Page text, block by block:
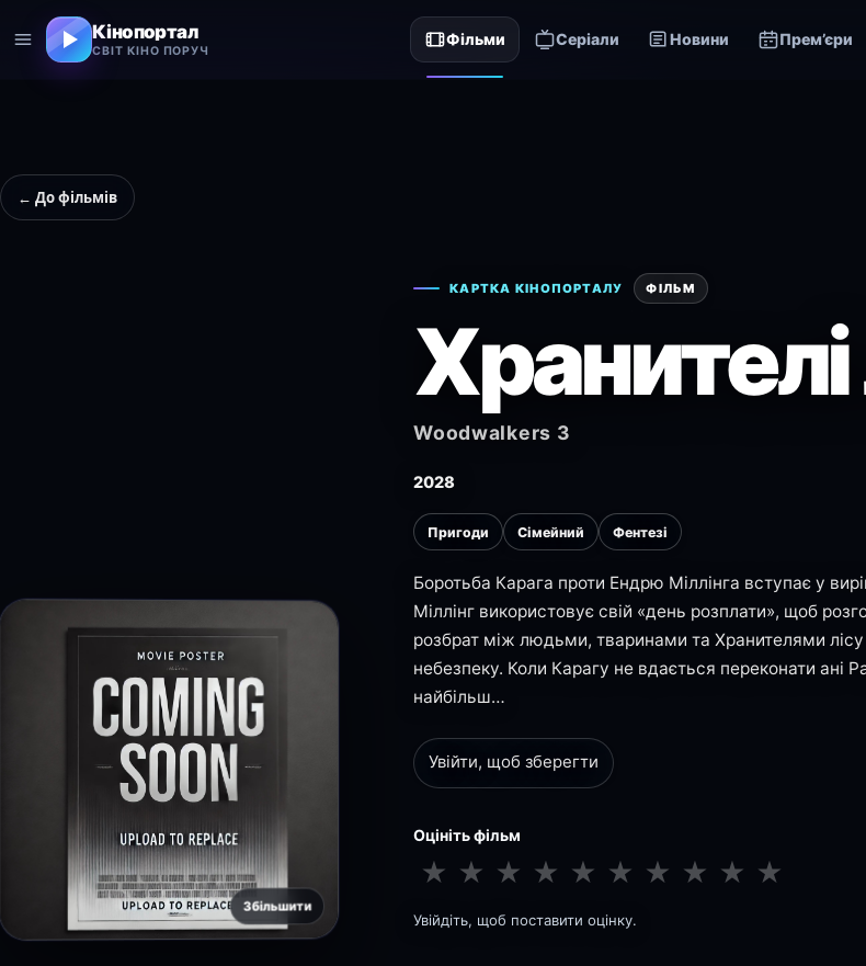
Кінопортал
СВІТ КІНО ПОРУЧ
Фільми Серіали Новини Прем’єри
← До фільмів
Збільшити
КАРТКА КІНОПОРТАЛУ ФІЛЬМ
Хранителі
Woodwalkers 3
2028
Пригоди Сімейний Фентезі
Боротьба Карага проти Ендрю Міллінга вступає у
Міллінг використовує свій «день розплати», щоб
розбрат між людьми, тваринами та Хранителями
небезпеку. Коли Карагу не вдається переконати ані
найбільш…
Увійти, щоб зберегти
Оцініть фільм
★ ★ ★ ★ ★ ★ ★ ★ ★ ★
Увійдіть, щоб поставити оцінку.